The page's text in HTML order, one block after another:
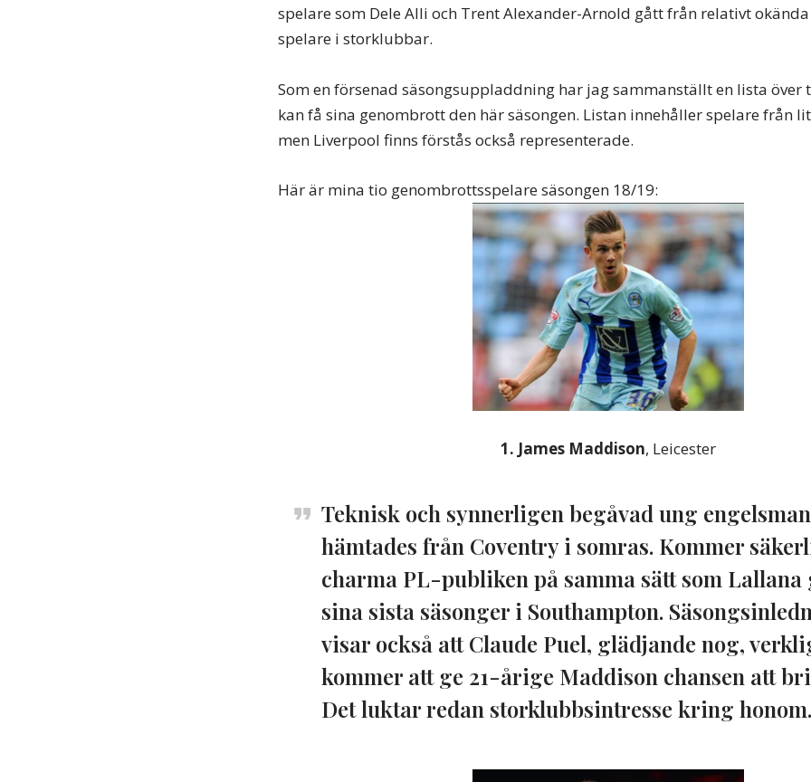
spelare som Dele Alli och Trent Alexander-Arnold gått från relativt
spelare i storklubbar.
Som en försenad säsongsuppladdning har jag sammanställt en lista över
kan få sina genombrott den här säsongen. Listan innehåller spelare från
men Liverpool finns förstås också representerade.
Här är mina tio genombrottsspelare säsongen 18/19:
1. James Maddison, Leicester
Teknisk och synnerligen begåvad ung
hämtades från Coventry i somras. Kommer
charma PL-publiken på samma sätt som Lallana
sina sista säsonger i Southampton.
visar också att Claude Puel, glädjande nog,
kommer att ge 21-årige Maddison chansen att
Det luktar redan storklubbsintresse kring honom.